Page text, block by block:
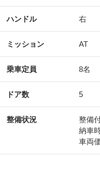
ハンドル 右
ミッション AT
乗車定員 8名
ドア数 5
整備状況
整備
納車
車両